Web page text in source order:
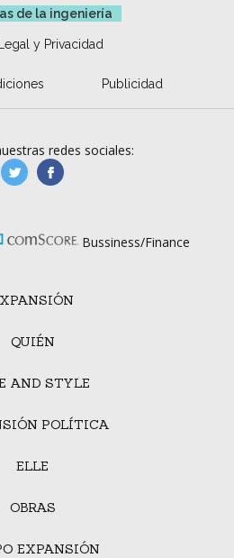
de la ingeniería
y Privacidad
Publicidad
QUIÉN
AND STYLE
POLÍTICA
ELLE
OBRAS
EXPANSIÓN
redes sociales:
manufacturaGE
Bussiness/Finance